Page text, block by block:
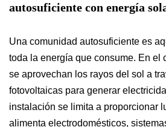
autosuficiente con energía
Una comunidad autosuficiente es
toda la energía que consume. En el
se aprovechan los rayos del sol a
fotovoltaicas para generar
instalación se limita a proporcionar
alimenta electrodomésticos,